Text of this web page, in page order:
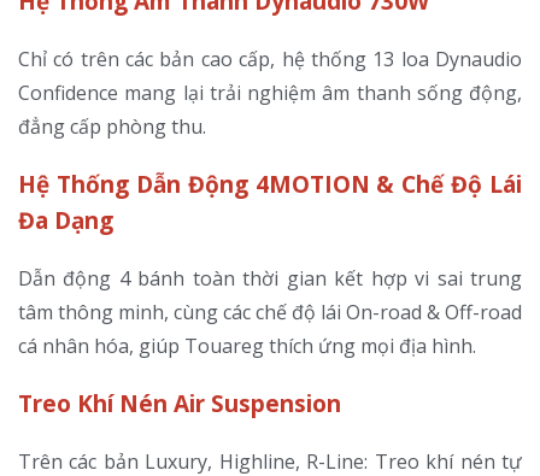
Chỉ có trên các bản cao cấp, hệ thống 13 loa Dynaudio
Confidence mang lại trải nghiệm âm thanh sống động,
đẳng cấp phòng thu.
Hệ Thống Dẫn Động 4MOTION & Chế Độ Lái
Đa Dạng
Dẫn động 4 bánh toàn thời gian kết hợp vi sai trung
tâm thông minh, cùng các chế độ lái On-road & Off-road
cá nhân hóa, giúp Touareg thích ứng mọi địa hình.
Treo Khí Nén Air Suspension
Trên các bản Luxury, Highline, R-Line: Treo khí nén tự
ĐÓNG